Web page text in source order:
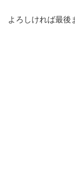
よろしければ最後